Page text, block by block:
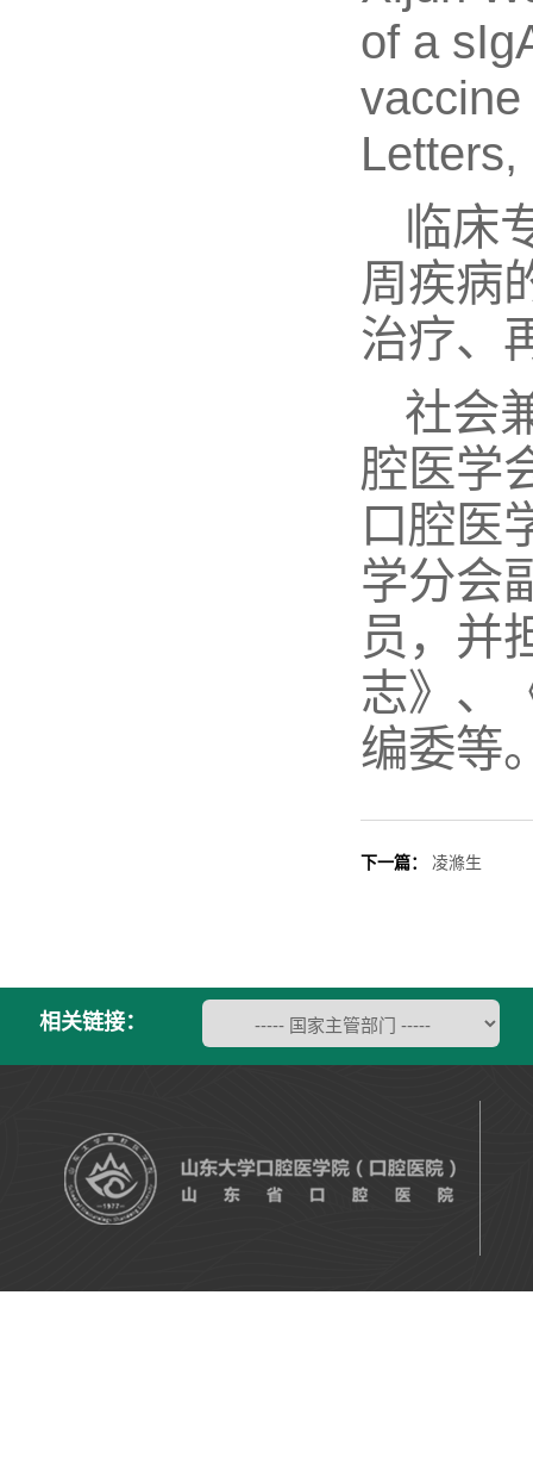
of a
临床
周疾病
治疗、
社会
腔医学
口腔医
学分会
员，并
志》、
编委等
下一篇： 凌滌生
相关链接：